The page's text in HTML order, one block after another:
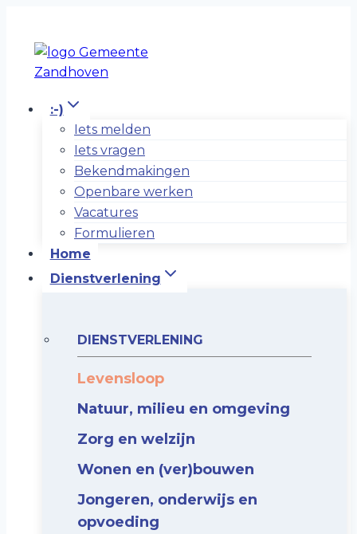
inhoud
:-)
Iets melden
Iets vragen
Bekendmakingen
Openbare werken
Vacatures
Formulieren
Home
Dienstverlening
DIENSTVERLENING
Levensloop
Natuur, milieu en omgeving
Zorg en welzijn
Wonen en (ver)bouwen
Jongeren, onderwijs en
opvoeding